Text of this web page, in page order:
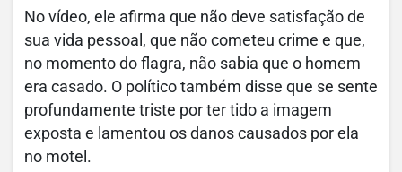
No vídeo, ele afirma que não deve satisfação de
sua vida pessoal, que não cometeu crime e que,
no momento do flagra, não sabia que o homem
era casado. O político também disse que se sente
profundamente triste por ter tido a imagem
exposta e lamentou os danos causados por ela
no motel.